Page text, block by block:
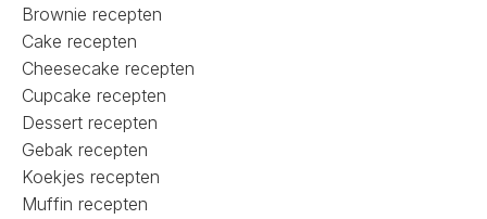
Brownie recepten
Cake recepten
Cheesecake recepten
Cupcake recepten
Dessert recepten
Gebak recepten
Koekjes recepten
Muffin recepten